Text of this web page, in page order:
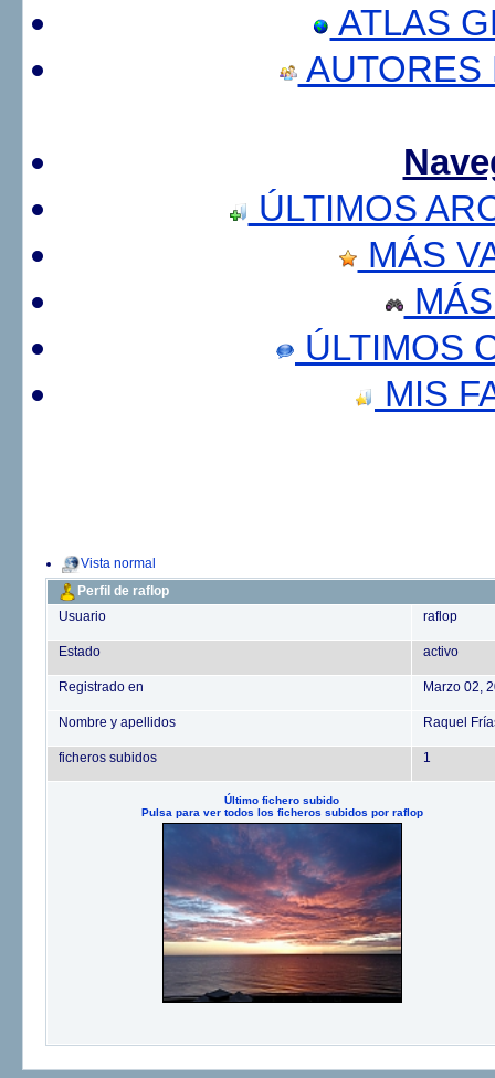
ATLAS
AUTORES
ÚLTIMOS
MÁS
ÚLTIMOS
MIS
Vista normal
Perfil de raflop
Usuario
raflop
Estado activo
Registrado en Marzo 02,
Nombre y apellidos Raquel
ficheros subidos 1
Último fichero subido
Pulsa para ver todos los ficheros subidos por raflop